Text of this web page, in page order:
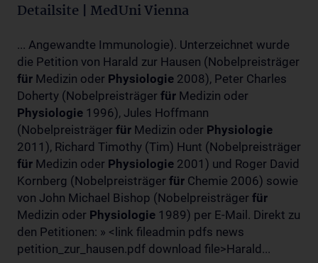
Detailsite | MedUni Vienna
... Angewandte Immunologie). Unterzeichnet wurde
die Petition von Harald zur Hausen (Nobelpreisträger
für Medizin oder Physiologie 2008), Peter Charles
Doherty (Nobelpreisträger für Medizin oder
Physiologie 1996), Jules Hoffmann
(Nobelpreisträger für Medizin oder Physiologie
2011), Richard Timothy (Tim) Hunt (Nobelpreisträger
für Medizin oder Physiologie 2001) und Roger David
Kornberg (Nobelpreisträger für Chemie 2006) sowie
von John Michael Bishop (Nobelpreisträger für
Medizin oder Physiologie 1989) per E-Mail. Direkt zu
den Petitionen: » <link fileadmin pdfs news
petition_zur_hausen.pdf download file>Harald...